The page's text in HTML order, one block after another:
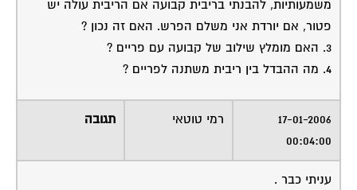
פטור, אם יורדת אני משלם הפרש. האם זה נכון ?
3. האם מומלץ שילוב של קבועה עם פריים ?
4. מה ההבדל בין ריבית משתנה לפריים ?
17-01-2006
00:04:00
רמי טוטאי תגובה
עניתי כבר .